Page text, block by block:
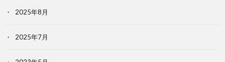
2025年8月
2025年7月